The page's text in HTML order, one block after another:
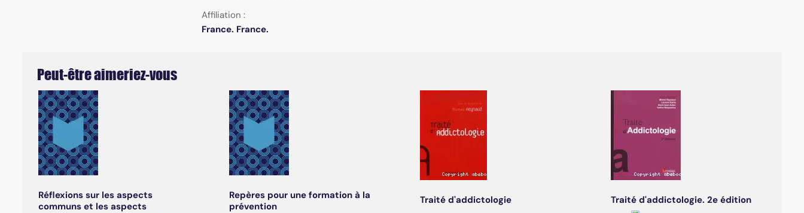
Affiliation :
France. France.
Peut-être aimeriez-vous
Réflexions sur les aspects
communs et les aspects
Repères pour une formation à la
prévention
Traité d'addictologie Traité d'addictologie. 2e édition